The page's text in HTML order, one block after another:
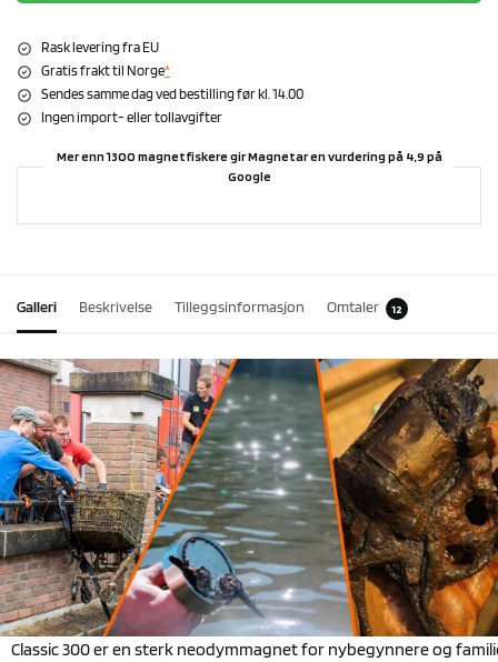
Rask levering fra EU
Gratis frakt til Norge*
Sendes samme dag ved bestilling før kl. 14.00
Ingen import- eller tollavgifter
Mer enn 1300 magnetfiskere gir Magnetar en vurdering på 4,9 på
Google
Galleri Beskrivelse Tilleggsinformasjon Omtaler 12
Classic 300 er en sterk neodymmagnet for nybegynnere og